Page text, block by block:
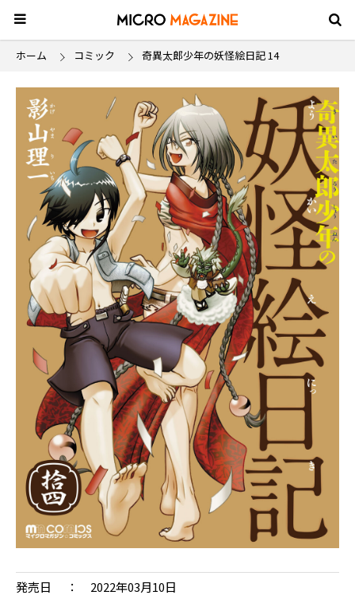
ホーム コミック 奇異太郎少年の妖怪絵日記 14
発売日
2022年03月10日